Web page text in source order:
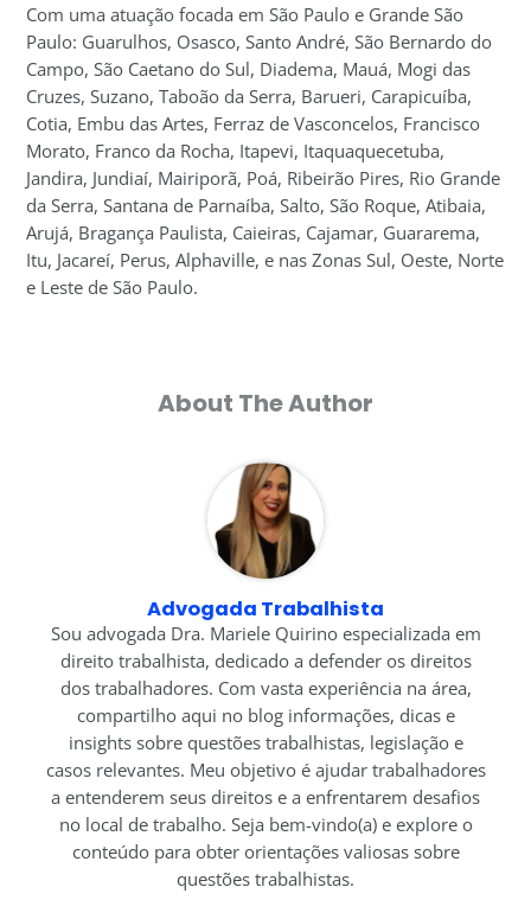
Com uma atuação focada em São Paulo e Grande São
Paulo: Guarulhos, Osasco, Santo André, São Bernardo do
Campo, São Caetano do Sul, Diadema, Mauá, Mogi das
Cruzes, Suzano, Taboão da Serra, Barueri, Carapicuíba,
Cotia, Embu das Artes, Ferraz de Vasconcelos, Francisco
Morato, Franco da Rocha, Itapevi, Itaquaquecetuba,
Jandira, Jundiaí, Mairiporã, Poá, Ribeirão Pires, Rio Grande
da Serra, Santana de Parnaíba, Salto, São Roque, Atibaia,
Arujá, Bragança Paulista, Caieiras, Cajamar, Guararema,
Itu, Jacareí, Perus, Alphaville, e nas Zonas Sul, Oeste, Norte
e Leste de São Paulo.
About The Author
Advogada Trabalhista
Sou advogada Dra. Mariele Quirino especializada em
direito trabalhista, dedicado a defender os direitos
dos trabalhadores. Com vasta experiência na área,
compartilho aqui no blog informações, dicas e
insights sobre questões trabalhistas, legislação e
casos relevantes. Meu objetivo é ajudar trabalhadores
a entenderem seus direitos e a enfrentarem desafios
no local de trabalho. Seja bem-vindo(a) e explore o
conteúdo para obter orientações valiosas sobre
questões trabalhistas.